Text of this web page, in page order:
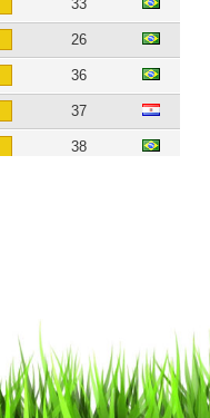
33
26
36
37
38
41
33